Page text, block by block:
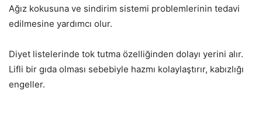
Ağız kokusuna ve sindirim sistemi problemlerinin tedavi
edilmesine yardımcı olur.
Diyet listelerinde tok tutma özelliğinden dolayı yerini alır.
Lifli bir gıda olması sebebiyle hazmı kolaylaştırır, kabızlığı
engeller.